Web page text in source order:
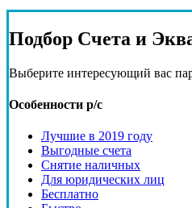
Подбор Счета и
Выберите интересующий вас
Особенности р/с
Лучшие в 2019 году
Выгодные счета
Снятие наличных
Для юридических лиц
Бесплатно